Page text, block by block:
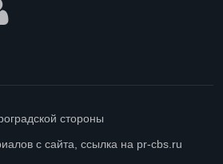
стороны
с сайта, ссылка на pr-cbs.ru